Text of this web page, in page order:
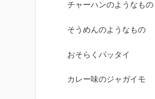
チャーハンのようなもの
そうめんのようなもの
おそらくパッタイ
カレー味のジャガイモ